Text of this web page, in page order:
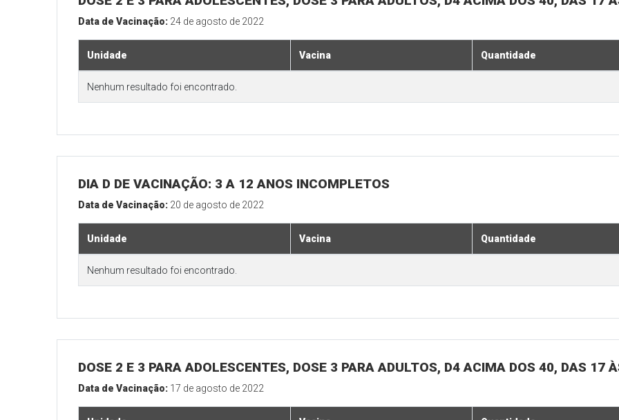
Data de Vacinação: 24 de agosto de 2022
Unidade Vacina Quantidade
Nenhum resultado foi encontrado.
DIA D DE VACINAÇÃO: 3 A 12 ANOS INCOMPLETOS
Data de Vacinação: 20 de agosto de 2022
Unidade Vacina Quantidade
Nenhum resultado foi encontrado.
DOSE 2 E 3 PARA ADOLESCENTES, DOSE 3 PARA ADULTOS, D4 ACIMA DOS 40, DAS 17
Data de Vacinação: 17 de agosto de 2022